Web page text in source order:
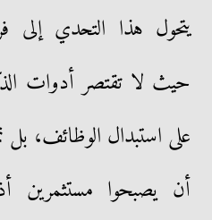
يتحول هذا التحدي إلى
حيث لا تقتصر أدوات
على استبدال الوظائف،
أن يصبحوا مستثمرين